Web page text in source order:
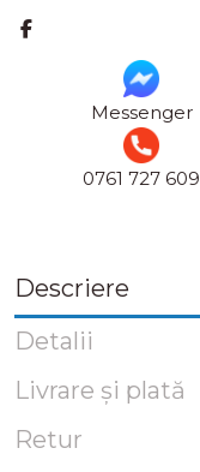
Messenger
0761 727 609
Descriere
Detalii
Livrare și plată
Retur